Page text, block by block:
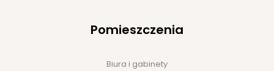
Pomieszczenia
Biura i gabinety